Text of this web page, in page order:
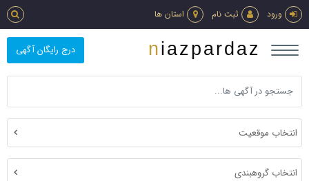
ورود ثبت نام استان ها
درج رایگان آگهی niazpardaz
انتخاب موقعیت
انتخاب گروهبندی